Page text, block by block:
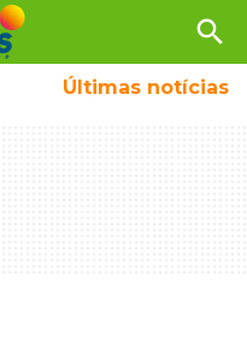
search
Últimas notícias